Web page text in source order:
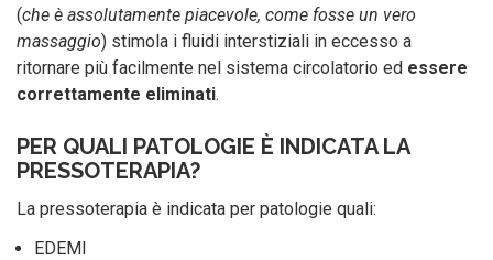
(che è assolutamente piacevole, come fosse un vero
massaggio) stimola i fluidi interstiziali in eccesso a
ritornare più facilmente nel sistema circolatorio ed essere
correttamente eliminati.
PER QUALI PATOLOGIE È INDICATA LA
PRESSOTERAPIA?
La pressoterapia è indicata per patologie quali:
EDEMI